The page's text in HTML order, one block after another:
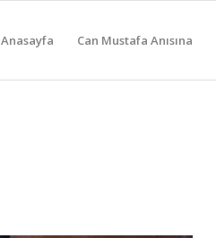
Anasayfa Can Mustafa Anısına